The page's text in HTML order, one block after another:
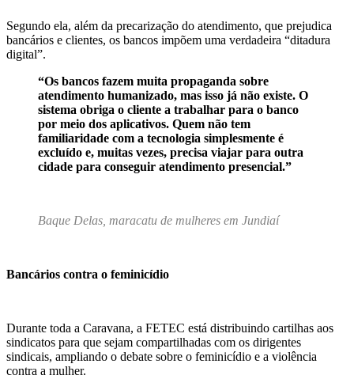
Segundo ela, além da precarização do atendimento, que prejudica
bancários e clientes, os bancos impõem uma verdadeira “ditadura
digital”.
“Os bancos fazem muita propaganda sobre
atendimento humanizado, mas isso já não existe. O
sistema obriga o cliente a trabalhar para o banco
por meio dos aplicativos. Quem não tem
familiaridade com a tecnologia simplesmente é
excluído e, muitas vezes, precisa viajar para outra
cidade para conseguir atendimento presencial.”
Baque Delas, maracatu de mulheres em Jundiaí
Bancários contra o feminicídio
Durante toda a Caravana, a FETEC está distribuindo cartilhas aos
sindicatos para que sejam compartilhadas com os dirigentes
sindicais, ampliando o debate sobre o feminicídio e a violência
contra a mulher.